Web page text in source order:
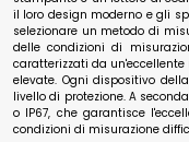
il loro design moderno e gli
selezionare un metodo di
delle condizioni di
caratterizzati da un'eccellente
elevate. Ogni dispositivo
livello di protezione. A
o IP67, che garantisce
condizioni di misurazione